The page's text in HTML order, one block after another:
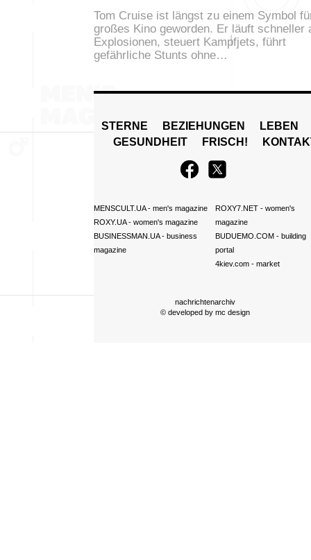
Tom Cruise ist längst zu einem Symbol
großes Kino geworden. Er läuft schneller
Explosionen, steuert Kampfjets, führt
gefährliche Stunts ohne…
STERNE BEZIEHUNGEN
LEBEN
GESUNDHEIT
FRISCH!
MENSCULT.UA- men's magazine
ROXY.UA- women's magazine
BUSINESSMAN.UA- business
magazine
ROXY7.NET- women's
magazine
BUDUEMO.COM- building
portal
4kiev.com- market
nachrichtenarchiv
© developed by mc design